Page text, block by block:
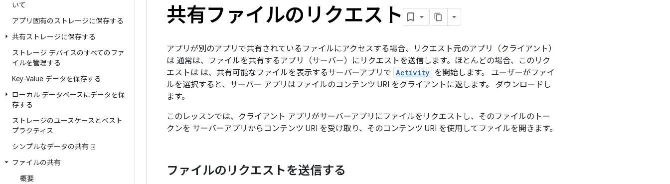
いて
アプリ固有のストレージに保存する
共有ストレージに保存する
ストレージ デバイスのすべてのファ
イルを管理する
Key-Value データを保存する
ローカル データベースにデータを保
存する
ストレージのユースケースとベスト
プラクティス
シンプルなデータの共有 ⍈
ファイルの共有
概要
共有ファイルのリクエスト
アプリが別のアプリで共有されているファイルにアクセスする場合、リクエスト元のアプリ（クライアント）
は 通常は、ファイルを共有するアプリ（サーバー）にリクエストを送信します。ほとんどの場合、このリク
エストは は、共有可能なファイルを表示するサーバーアプリで Activity を開始します。 ユーザーがファイ
ルを選択すると、サーバー アプリはファイルのコンテンツ URI をクライアントに返します。 ダウンロードし
ます。
このレッスンでは、クライアント アプリがサーバーアプリにファイルをリクエストし、そのファイルのトー
クンを サーバーアプリからコンテンツ URI を受け取り、そのコンテンツ URI を使用してファイルを開きます。
ファイルのリクエストを送信する